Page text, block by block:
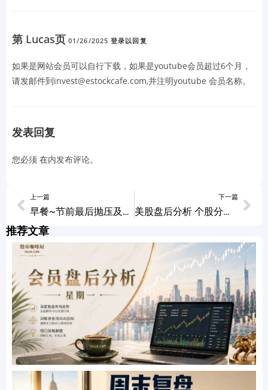
第 Lucas页 01/26/2025 登录以回复
如果是网站会员可以自行下载，如果是youtube会员超过6个月，
请发邮件到invest@estockcafe.com,并注明youtube 会员名称。
发表回复
您必须 在内发布评论。
上一篇
早餐~节前最后抛压及节后关注方向 09/27/2023
下一篇
美股盘后分析 个股分析 NVDA GOOG TSLA NCLH NFLX 09/27/2023
推荐文章